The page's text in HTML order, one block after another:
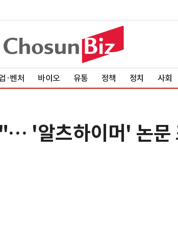
·벤처 바이오 유통 정책 정치 사회
'알츠하이머' 논문